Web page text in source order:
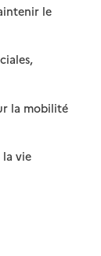
le
la mobilité
la vie